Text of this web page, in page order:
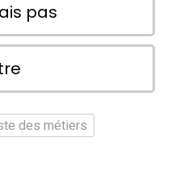
pas
des métiers